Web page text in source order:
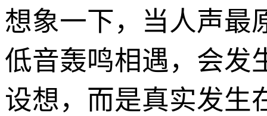
想象一下，当人声最
低音轰鸣相遇，会发
设想，而是真实发生